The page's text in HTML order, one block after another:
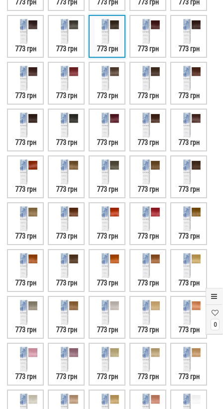
0
773 грн 773 грн 773 грн 773 грн 773 грн
773 грн 773 грн 773 грн 773 грн 773 грн
773 грн 773 грн 773 грн 773 грн 773 грн
773 грн 773 грн 773 грн 773 грн 773 грн
773 грн 773 грн 773 грн 773 грн 773 грн
773 грн 773 грн 773 грн 773 грн 773 грн
773 грн 773 грн 773 грн 773 грн 773 грн
773 грн 773 грн 773 грн 773 грн 773 грн
773 грн 773 грн 773 грн 773 грн 773 грн